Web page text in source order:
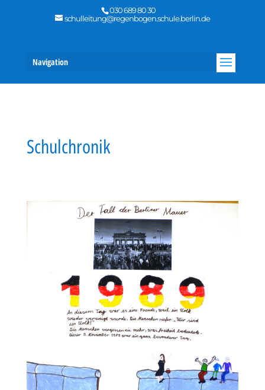
030 689 80 30
schulleitung@regenbogen.schule.berlin.de
Navigation
Schulchronik